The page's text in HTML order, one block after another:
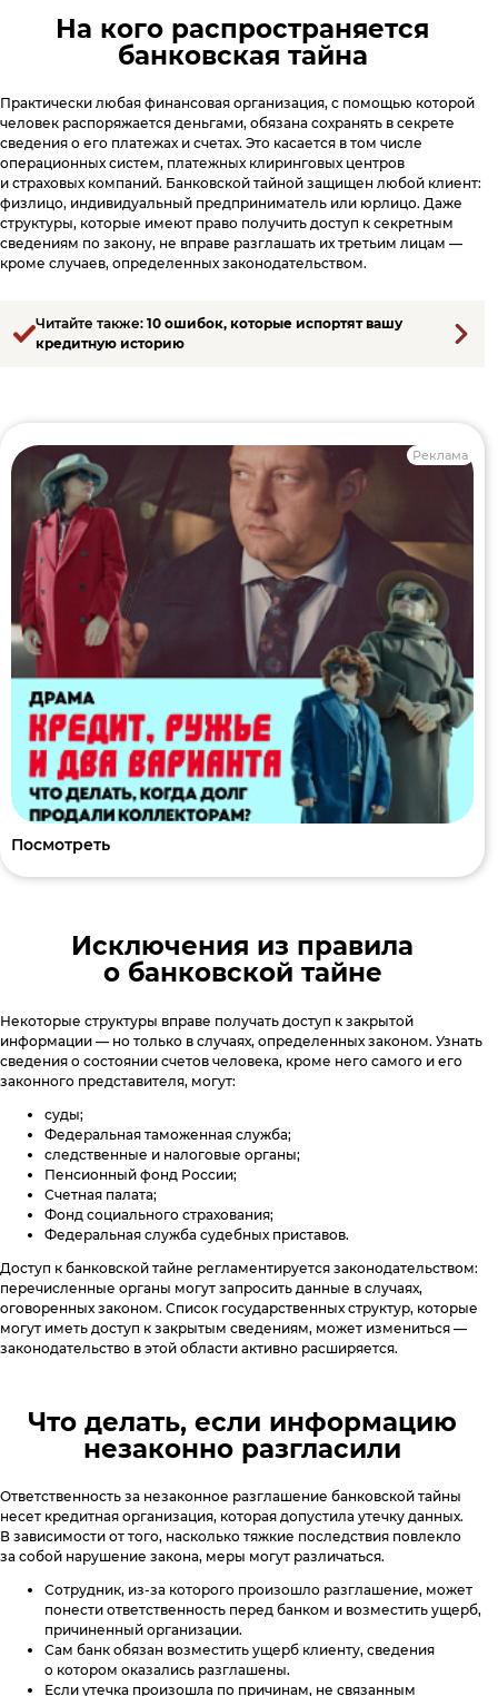
На кого распространяется
банковская тайна
Практически любая финансовая организация, с помощью которой
человек распоряжается деньгами, обязана сохранять в секрете
сведения о его платежах и счетах. Это касается в том числе
операционных систем, платежных клиринговых центров
и страховых компаний. Банковской тайной защищен любой клиент:
физлицо, индивидуальный предприниматель или юрлицо. Даже
структуры, которые имеют право получить доступ к секретным
сведениям по закону, не вправе разглашать их третьим лицам —
кроме случаев, определенных законодательством.
Читайте также: 10 ошибок, которые испортят вашу
кредитную историю
Реклама
Посмотреть
Исключения из правила
о банковской тайне
Некоторые структуры вправе получать доступ к закрытой
информации — но только в случаях, определенных законом. Узнать
сведения о состоянии счетов человека, кроме него самого и его
законного представителя, могут:
суды;
Федеральная таможенная служба;
следственные и налоговые органы;
Пенсионный фонд России;
Счетная палата;
Фонд социального страхования;
Федеральная служба судебных приставов.
Доступ к банковской тайне регламентируется законодательством:
перечисленные органы могут запросить данные в случаях,
оговоренных законом. Список государственных структур, которые
могут иметь доступ к закрытым сведениям, может измениться —
законодательство в этой области активно расширяется.
Что делать, если информацию
незаконно разгласили
Ответственность за незаконное разглашение банковской тайны
несет кредитная организация, которая допустила утечку данных.
В зависимости от того, насколько тяжкие последствия повлекло
за собой нарушение закона, меры могут различаться.
Сотрудник, из-за которого произошло разглашение, может
понести ответственность перед банком и возместить ущерб,
причиненный организации.
Сам банк обязан возместить ущерб клиенту, сведения
о котором оказались разглашены.
Если утечка произошла по причинам, не связанным